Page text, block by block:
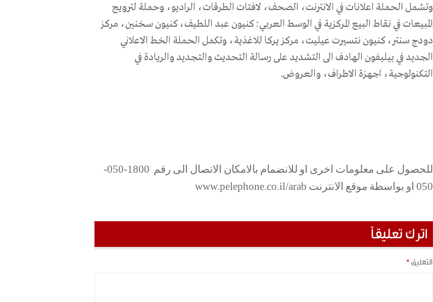
وتشمل الحملة اعلانات في الانترنت، الصحف، لافتات الطرقات، الراديو، وحملة لترويج
المبيعات في نقاط البيع المركزية في الوسط العربي: كنيون عبد اللطيف، كنيون سخنين، مركز
دودج سنتر، كنيون نتسيرت عيليت، مركز يركا للاغذية، وتكمل الحملة الخط الاعلاني
الجديد في بيليفون الهادف الى التشديد على رسالة التحديث والتجديد والريادة في
التكنولوجية، اجهزة الاطراف، والعروض.
للحصول على معلومات اخرى او للانضمام بالامكان الاتصال الى رقم
1800-050-
050 او بواسطة موقع الانترنت
www.pelephone.co.il/arab
اترك تعليقاً
التعليق*